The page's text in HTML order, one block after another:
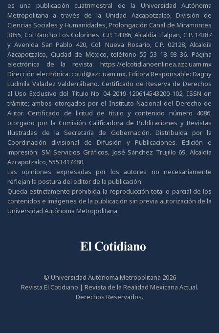
es una publicación cuatrimestral de la Universidad Autónoma
Metropolitana a través de la Unidad Azcapotzalco, División de
Ciencias Sociales y Humanidades, Prolongación Canal de Miramontes
3855, Col Rancho Los Colorines, C.P. 14386, Alcaldía Tlalpan, C.P. 14387
y Avenida San Pablo 420, Col. Nueva Rosario, C.P. 02128, Alcaldía
Azcapotzalco, Ciudad de México, teléfono 55 53 18 93 36. Página
electrónica de la revista: https://elcotidianoenlinea.azc.uam.mx
Dirección electrónica: cotid@azc.uam.mx. Editora Responsable: Dagny
Ludmila Valadez Valderrábano. Certificado de Reserva de Derechos
al Uso Exclusivo del Título No. 04-2019-120614543200-102, ISSN en
trámite; ambos otorgados por el Instituto Nacional del Derecho de
Autor. Certificado de licitud de título y contenido número 4086,
otorgado por la Comisión Calificadora de Publicaciones y Revistas
Ilustradas de la Secretaría de Gobernación. Distribuida por la
Coordinación divisional de Difusión y Publicaciones. Edición e
impresión: SM Servicios Gráficos, José Sánchez Trujillo 69, Alcaldía
Azcapotzalco, 5553417480.
Las opiniones expresadas por los autores no necesariamente
reflejan la postura del editor de la publicación.
Queda estrictamente prohibida la reproducción total o parcial de los
contenidos e imágenes de la publicación sin previa autorización de la
Universidad Autónoma Metropolitana.
© Universidad Autónoma Metropolitana 2026
Revista El Cotidiano | Revista de la Realidad Mexicana Actual.
Derechos Reservados.